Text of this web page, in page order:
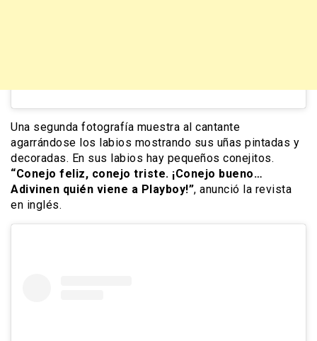
Una segunda fotografía muestra al cantante
agarrándose los labios mostrando sus uñas pintadas y
decoradas. En sus labios hay pequeños conejitos.
“Conejo feliz, conejo triste. ¡Conejo bueno…
Adivinen quién viene a Playboy!”, anunció la revista
en inglés.